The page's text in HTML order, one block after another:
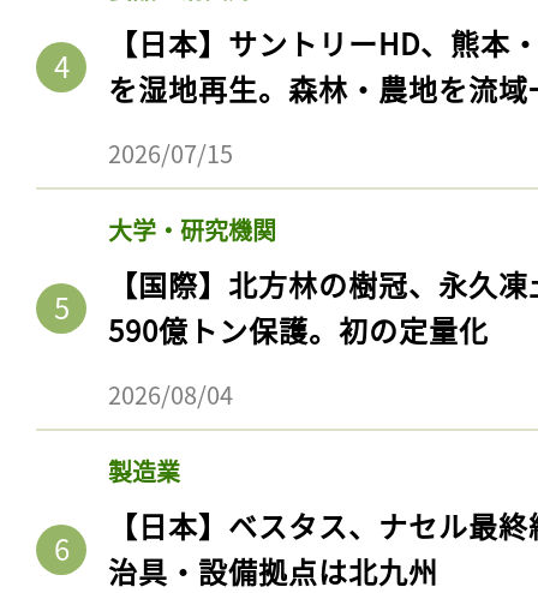
【日本】サントリーHD、熊本
を湿地再生。森林・農地を流
2026/07/15
大学・研究機関
【国際】北方林の樹冠、永久
590億トン保護。初の定量化
2026/08/04
製造業
【日本】ベスタス、ナセル最
治具・設備拠点は北九州